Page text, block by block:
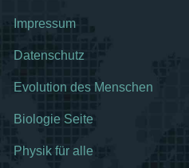
Impressum
Datenschutz
Evolution des Menschen
Biologie Seite
Physik für alle